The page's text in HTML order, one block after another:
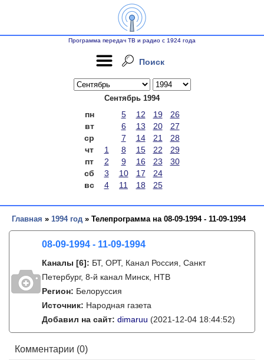
Программа передач ТВ и радио с 1924 года
Поиск
Сентябрь 1994
пн 5 12 19
26
вт
6 13 20
27
ср
7 14 21
28
чт
1 8 15 22
29
пт
2 9 16 23
30
сб
3 10 17
24
вс
4 11 18 25
Главная » 1994 год » Телепрограмма на 08-09-1994 - 11-09-1994
08-09-1994 - 11-09-1994
Каналы [6]: БТ, ОРТ, Канал Россия, Санкт
Петербург, 8-й канал Минск, НТВ
Регион: Белоруссия
Источник: Народная газета
Добавил на сайт: dimaruu (2021-12-04 18:44:52)
Комментарии (0)